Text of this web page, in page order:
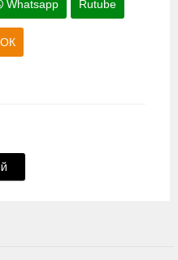
Whatsapp Rutube
ОК